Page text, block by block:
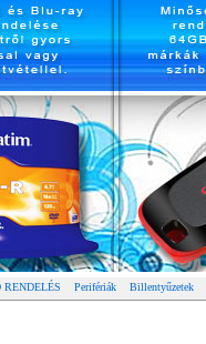
RENDELÉS Perifériák Billentyűzetek